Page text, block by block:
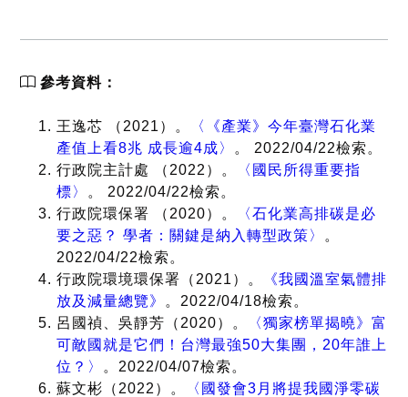
參考資料：
王逸芯 （2021）。
〈《產業》今年臺灣石化業
產值上看8兆 成長逾4成〉 。 2022/04/22檢索。
行政院主計處 （2022）。
〈國民所得重要指
標〉 。 2022/04/22檢索。
行政院環保署 （2020）。
〈石化業高排碳是必
要之惡？ 學者：關鍵是納入轉型政策〉 。
2022/04/22檢索。
行政院環境環保署（2021）。
《我國溫室氣體排
放及減量總覽》 。2022/04/18檢索。
呂國禎、吳靜芳（2020）。
〈獨家榜單揭曉》富
可敵國就是它們！台灣最強50大集團，20年誰上
位？〉 。2022/04/07檢索。
蘇文彬（2022）。
〈國發會3月將提我國淨零碳